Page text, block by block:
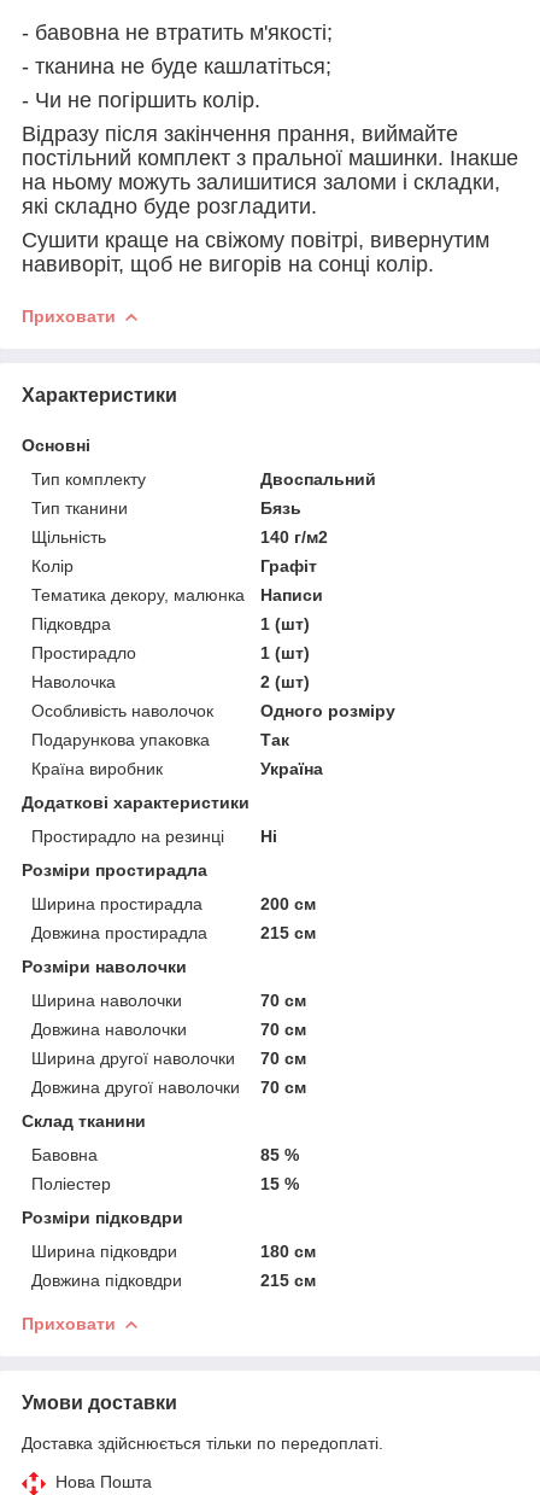
- бавовна не втратить м'якості;
- тканина не буде кашлатіться;
- Чи не погіршить колір.
Відразу після закінчення прання, виймайте
постільний комплект з пральної машинки. Інакше
на ньому можуть залишитися заломи і складки,
які складно буде розгладити.
Сушити краще на свіжому повітрі, вивернутим
навиворіт, щоб не вигорів на сонці колір.
Приховати
Характеристики
Основні
Тип комплекту
Двоспальний
Тип тканини
Бязь
Щільність
140 г/м2
Колір
Графіт
Тематика декору, малюнка
Написи
Підковдра
1 (шт)
Простирадло
1 (шт)
Наволочка
2 (шт)
Особливість наволочок
Одного розміру
Подарункова упаковка
Так
Країна виробник
Україна
Додаткові характеристики
Простирадло на резинці
Ні
Розміри простирадла
Ширина простирадла
200 см
Довжина простирадла
215 см
Розміри наволочки
Ширина наволочки
70 см
Довжина наволочки
70 см
Ширина другої наволочки
70 см
Довжина другої наволочки
70 см
Склад тканини
Бавовна
85 %
Поліестер
15 %
Розміри підковдри
Ширина підковдри
180 см
Довжина підковдри
215 см
Приховати
Умови доставки
Доставка здійснюється тільки по передоплаті.
Нова Пошта